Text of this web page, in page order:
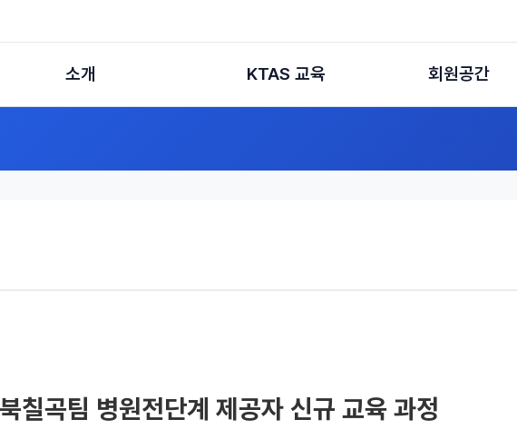
소개 KTAS 교육 회원공간
칠곡팀 병원전단계 제공자 신규 교육 과정